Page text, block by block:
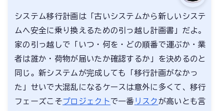
システム移行計画は「古いシステムから新しいシステ
ムへ安全に乗り換えるための引っ越し計画書」だよ。
家の引っ越しで「いつ・何を・どの順番で運ぶか・業
者は誰か・荷物が届いたか確認するか」を決めるのと
同じ。新システムが完成しても「移行計画がなかっ
た」せいで大混乱になるケースは意外に多くて、移行
フェーズこそプロジェクトで一番 リスク が高いとも言